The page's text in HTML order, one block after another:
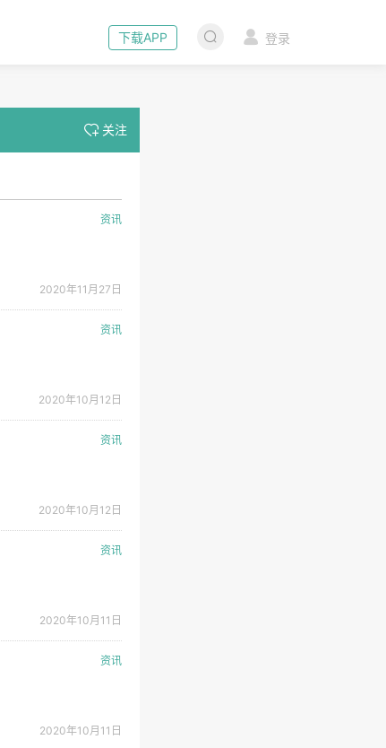
下载APP 登录
关注
资讯
2020年11月27日
资讯
2020年10月12日
资讯
2020年10月12日
资讯
2020年10月11日
资讯
2020年10月11日